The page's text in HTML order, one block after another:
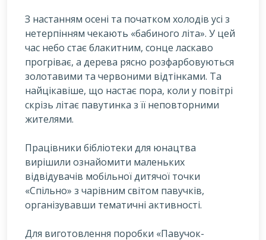
З настанням осені та початком холодів усі з
нетерпінням чекають «бабиного літа». У цей
час небо стає блакитним, сонце ласкаво
прогріває, а дерева рясно розфарбовуються
золотавими та червоними відтінками. Та
найцікавіше, що настає пора, коли у повітрі
скрізь літає павутинка з її неповторними
жителями.
Працівники бібліотеки для юнацтва
вирішили ознайомити маленьких
відвідувачів мобільної дитячої точки
«Спільно» з чарівним світом павучків,
організувавши тематичні активності.
Для виготовлення поробки «Павучок-